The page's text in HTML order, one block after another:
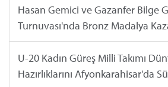
Hasan Gemici ve Gazanfer Bilge
Turnuvası'nda Bronz Madalya
U-20 Kadın Güreş Milli Takımı
Hazırlıklarını Afyonkarahisar'da